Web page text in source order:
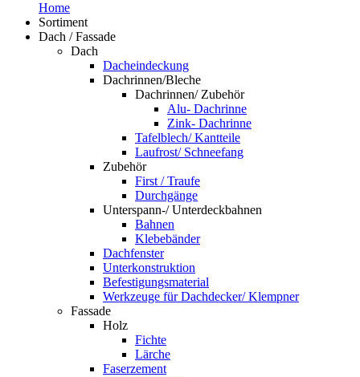
Home
Sortiment
Dach / Fassade
Dach
Dacheindeckung
Dachrinnen/Bleche
Dachrinnen/ Zubehör
Alu- Dachrinne
Zink- Dachrinne
Tafelblech/ Kantteile
Laufrost/ Schneefang
Zubehör
First / Traufe
Durchgänge
Unterspann-/ Unterdeckbahnen
Bahnen
Klebebänder
Dachfenster
Unterkonstruktion
Befestigungsmaterial
Werkzeuge für Dachdecker/ Klempner
Fassade
Holz
Fichte
Lärche
Faserzement